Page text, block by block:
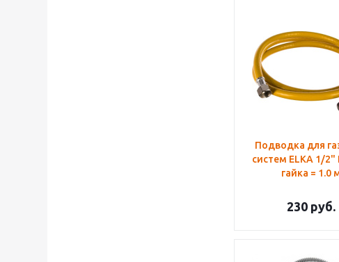
Подводка для
систем ELKA 1/2"
гайка = 1.0
230руб.